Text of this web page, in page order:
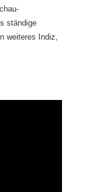
ständige
weiteres Indiz,